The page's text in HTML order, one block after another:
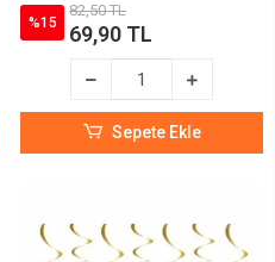
%15
82,50 TL
69,90 TL
Sepete Ekle